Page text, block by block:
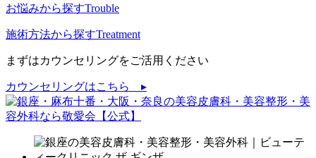
お悩みから探すTrouble
施術方法から探すTreatment
まずはカウンセリングをご活用ください
カウンセリングはこちら ▸